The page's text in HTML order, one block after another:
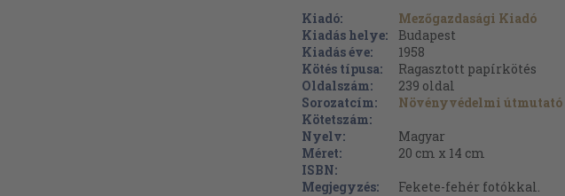
Kiadó:
Mezőgazdasági Kiadó
Kiadás helye:
Budapest
Kiadás éve:
1958
Kötés típusa:
Ragasztott papírkötés
Oldalszám:
239 oldal
Sorozatcím:
Növényvédelmi útmutató
Kötetszám:
Nyelv:
Magyar
Méret:
20 cm x 14 cm
ISBN:
Megjegyzés:
Fekete-fehér fotókkal.